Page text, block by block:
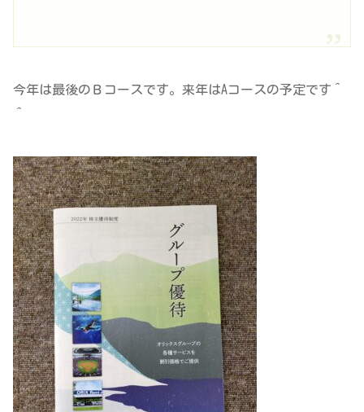
今年は最後のＢコースです。来年はAコースの予定です＾